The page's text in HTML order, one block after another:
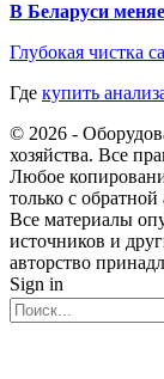
В Беларуси
Глубокая чистка
Где купить
© 2026 -
хозяйства. Все
Любое
только с
Все материалы
источников и
авторство
Sign in